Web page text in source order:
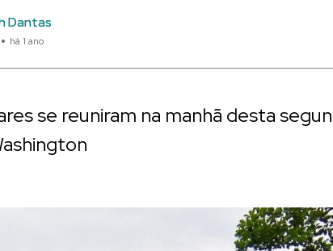
Dantas
há 1 ano
se reuniram na manhã desta